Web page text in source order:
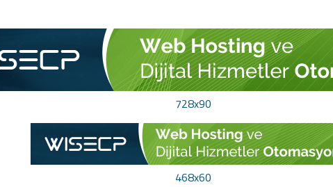
728x90
468x60